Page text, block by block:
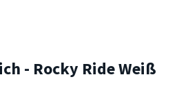
- Rocky Ride Weiß